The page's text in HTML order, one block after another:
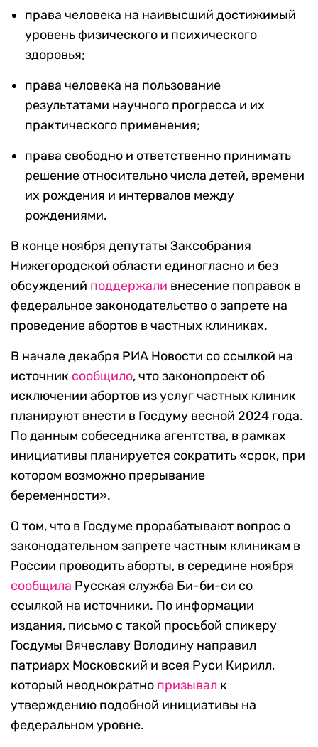
права человека на наивысший достижимый
уровень физического и психического
здоровья;
права человека на пользование
результатами научного прогресса и их
практического применения;
права свободно и ответственно принимать
решение относительно числа детей, времени
их рождения и интервалов между
рождениями.
В конце ноября депутаты Заксобрания
Нижегородской области единогласно и без
обсуждений поддержали внесение поправок в
федеральное законодательство о запрете на
проведение абортов в частных клиниках.
В начале декабря РИА Новости со ссылкой на
источник сообщило, что законопроект об
исключении абортов из услуг частных клиник
планируют внести в Госдуму весной 2024 года.
По данным собеседника агентства, в рамках
инициативы планируется сократить «срок, при
котором возможно прерывание
беременности».
О том, что в Госдуме прорабатывают вопрос о
законодательном запрете частным клиникам в
России проводить аборты, в середине ноября
сообщила Русская служба Би-би-си со
ссылкой на источники. По информации
издания, письмо с такой просьбой спикеру
Госдумы Вячеславу Володину направил
патриарх Московский и всея Руси Кирилл,
который неоднократно призывал к
утверждению подобной инициативы на
федеральном уровне.